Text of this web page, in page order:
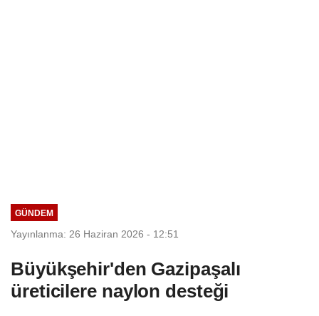
GÜNDEM
Yayınlanma: 26 Haziran 2026 - 12:51
Büyükşehir'den Gazipaşalı
üreticilere naylon desteği